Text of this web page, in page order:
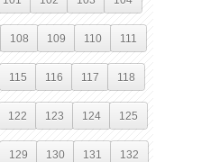
108 109 110 111
115 116 117 118
122 123 124 125
129 130 131 132